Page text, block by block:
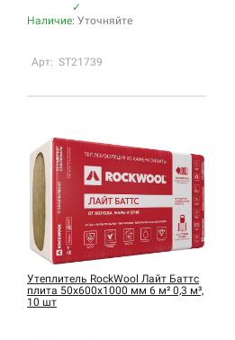
✓
Наличие: Уточняйте
Арт: ST21739
Утеплитель RockWool Лайт Баттс
плита 50х600х1000 мм 6 м² 0,3 м³,
10 шт